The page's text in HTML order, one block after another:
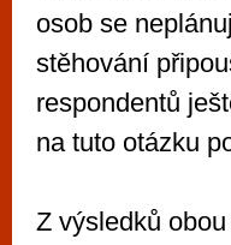
osob se
stěhování
respondentů
na tuto otázku
Z výsledků